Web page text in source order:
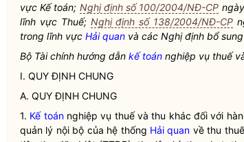
vựcKế toán; Nghị định số 100/2004/NĐ-CP
lĩnh vực Thuế; Nghị định số 138/2004/NĐ-CP
trong lĩnh vực Hải quan và các Nghị định bổ
Bộ Tài chính hướng dẫn kế toán nghiệp vụ thuế
I. QUY ĐỊNH CHUNG
A. QUY ĐỊNH CHUNG
1. Kế toánnghiệp vụ thuế và thu khác đối với
quản lý nội bộ của hệ thống Hải quan về thu